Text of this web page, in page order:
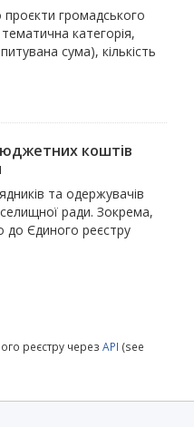
проєкти громадського
категорія,
сума), кількість
коштів
та одержувачів
ради. Зокрема,
до Єдиного реєстру
реєстру через API (see